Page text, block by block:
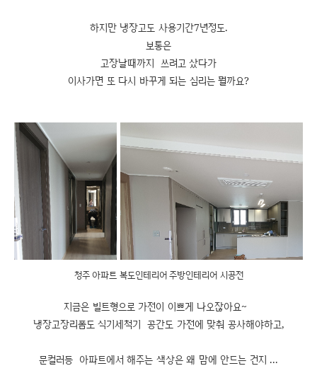
하지만 냉장고도 사용기간7년정도.
보통은
고장날때까지 쓰려고 샀다가
이사가면 또 다시 바꾸게 되는 심리는 뭘까요?
청주 아파트 복도인테리어 주방인테리어 시공전
지금은 빌트형으로 가전이 이쁘게 나오잖아요~
냉장고장리폼도 식기세척기 공간도 가전에 맞춰 공사해야하고,
문컬러등 아파트에서 해주는 색상은 왜 맘에 안드는 건지 ...